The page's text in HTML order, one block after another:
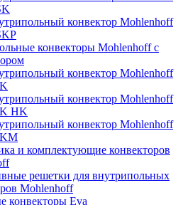
конвектор Mohlenhoff
конвекторы Mohlenhoff с
конвектор Mohlenhoff
конвектор Mohlenhoff
HK
конвектор Mohlenhoff
и комплектующие конвекторов
решетки для внутрипольных
Mohlenhoff
конвекторы Eva